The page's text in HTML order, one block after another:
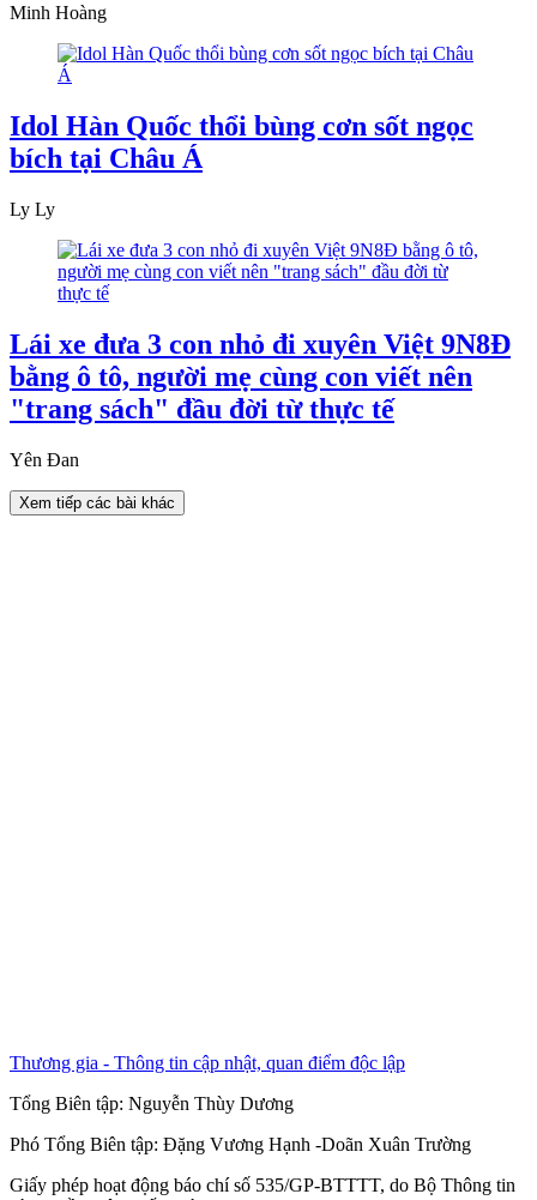
Minh Hoàng
Idol Hàn Quốc thổi bùng cơn sốt ngọc
bích tại Châu Á
Ly Ly
Lái xe đưa 3 con nhỏ đi xuyên Việt 9N8Đ
bằng ô tô, người mẹ cùng con viết nên
"trang sách" đầu đời từ thực tế
Yên Đan
Xem tiếp các bài khác
Thương gia - Thông tin cập nhật, quan điểm độc lập
Tổng Biên tập: Nguyễn Thùy Dương
Phó Tổng Biên tập: Đặng Vương Hạnh -Doãn Xuân Trường
Giấy phép hoạt động báo chí số 535/GP-BTTTT, do Bộ Thông tin